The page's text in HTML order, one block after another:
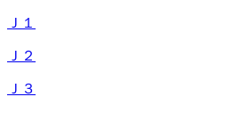
Ｊ１
Ｊ２
Ｊ３